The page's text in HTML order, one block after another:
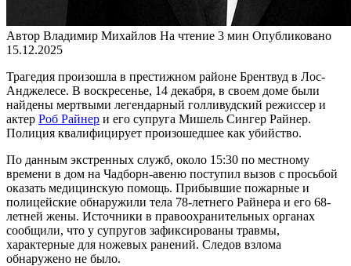
Автор Владимир Михайлов На чтение 3 мин Опубликовано
15.12.2025
Трагедия произошла в престижном районе Брентвуд в Лос-
Анджелесе. В воскресенье, 14 декабря, в своем доме были
найдены мертвыми легендарный голливудский режиссер и
актер Роб Райнер и его супруга Мишель Сингер Райнер.
Полиция квалифицирует произошедшее как убийство.
По данным экстренных служб, около 15:30 по местному
времени в дом на Чадборн-авеню поступил вызов с просьбой
оказать медицинскую помощь. Прибывшие пожарные и
полицейские обнаружили тела 78-летнего Райнера и его 68-
летней жены. Источники в правоохранительных органах
сообщили, что у супругов зафиксированы травмы,
характерные для ножевых ранений. Следов взлома
обнаружено не было.